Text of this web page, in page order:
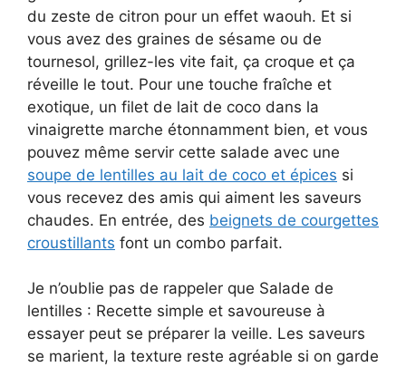
du zeste de citron pour un effet waouh. Et si
vous avez des graines de sésame ou de
tournesol, grillez-les vite fait, ça croque et ça
réveille le tout. Pour une touche fraîche et
exotique, un filet de lait de coco dans la
vinaigrette marche étonnamment bien, et vous
pouvez même servir cette salade avec une
soupe de lentilles au lait de coco et épices si
vous recevez des amis qui aiment les saveurs
chaudes. En entrée, des beignets de courgettes
croustillants font un combo parfait.
Je n’oublie pas de rappeler que Salade de
lentilles : Recette simple et savoureuse à
essayer peut se préparer la veille. Les saveurs
se marient, la texture reste agréable si on garde